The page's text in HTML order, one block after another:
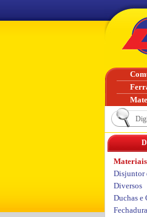
Disjuntor
Diversos
Duchas e